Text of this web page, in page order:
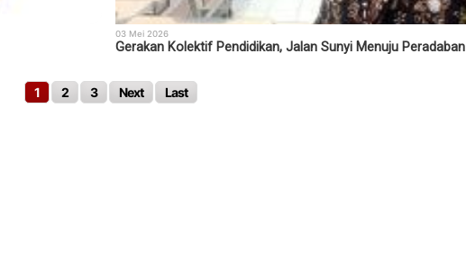
03 Mei 2026
Gerakan Kolektif Pendidikan, Jalan Sunyi Menuju Peradaban
1 2 3 Next Last